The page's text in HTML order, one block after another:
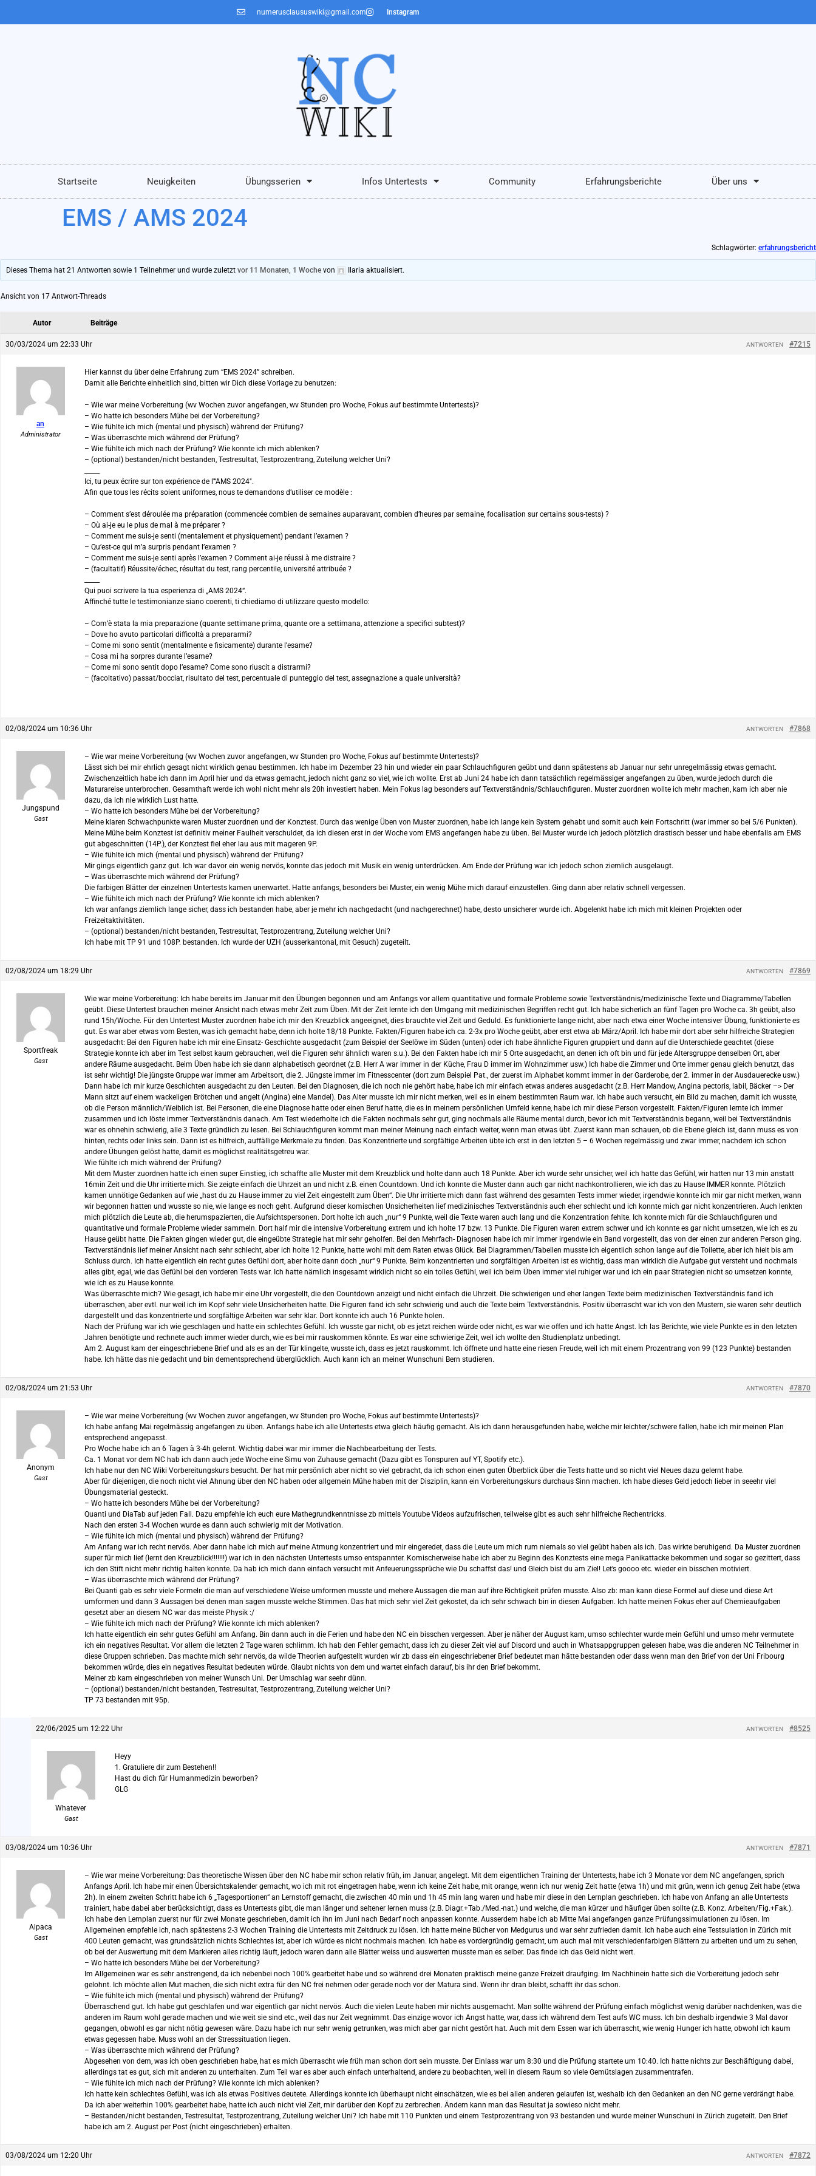
numerusclaususwiki@gmail.com Instagram
Startseite Neuigkeiten Übungsserien Infos Untertests Community Erfahrungsberichte Über uns
EMS / AMS 2024
Schlagwörter: erfahrungsbericht
Dieses Thema hat 21 Antworten sowie 1 Teilnehmer und wurde zuletztvor 11 Monaten, 1 Woche von Ilaria aktualisiert.
Ansicht von 17 Antwort-Threads
Autor Beiträge
30/03/2024 um 22:33 Uhr #7215
ANTWORTEN
an
Administrator
Hier kannst du über deine Erfahrung zum “EMS 2024” schreiben.
Damit alle Berichte einheitlich sind, bitten wir Dich diese Vorlage zu benutzen:
– Wie war meine Vorbereitung (wv Wochen zuvor angefangen, wv Stunden pro Woche, Fokus auf bestimmte Untertests)?
– Wo hatte ich besonders Mühe bei der Vorbereitung?
– Wie fühlte ich mich (mental und physisch) während der Prüfung?
– Was überraschte mich während der Prüfung?
– Wie fühlte ich mich nach der Prüfung? Wie konnte ich mich ablenken?
– (optional) bestanden/nicht bestanden, Testresultat, Testprozentrang, Zuteilung welcher Uni?
Ici, tu peux écrire sur ton expérience de l'“AMS 2024″.
Afin que tous les récits soient uniformes, nous te demandons d’utiliser ce modèle :
– Comment s’est déroulée ma préparation (commencée combien de semaines auparavant, combien d’heures par semaine, focalisation sur certains sous-tests) ?
– Où ai-je eu le plus de mal à me préparer ?
– Comment me suis-je senti (mentalement et physiquement) pendant l’examen ?
– Qu’est-ce qui m’a surpris pendant l’examen ?
– Comment me suis-je senti après l’examen ? Comment ai-je réussi à me distraire ?
– (facultatif) Réussite/échec, résultat du test, rang percentile, université attribuée ?
Qui puoi scrivere la tua esperienza di „AMS 2024“.
Affinché tutte le testimonianze siano coerenti, ti chiediamo di utilizzare questo modello:
– Com’è stata la mia preparazione (quante settimane prima, quante ore a settimana, attenzione a specifici subtest)?
– Dove ho avuto particolari difficoltà a prepararmi?
– Come mi sono sentit (mentalmente e fisicamente) durante l’esame?
– Cosa mi ha sorpres durante l’esame?
– Come mi sono sentit dopo l’esame? Come sono riuscit a distrarmi?
– (facoltativo) passat/bocciat, risultato del test, percentuale di punteggio del test, assegnazione a quale università?
02/08/2024 um 10:36 Uhr #7868
ANTWORTEN
Jungspund
Gast
– Wie war meine Vorbereitung (wv Wochen zuvor angefangen, wv Stunden pro Woche, Fokus auf bestimmte Untertests)?
Lässt sich bei mir ehrlich gesagt nicht wirklich genau bestimmen. Ich habe im Dezember 23 hin und wieder ein paar Schlauchfiguren geübt und dann spätestens ab Januar nur sehr unregelmässig etwas gemacht.
Zwischenzeitlich habe ich dann im April hier und da etwas gemacht, jedoch nicht ganz so viel, wie ich wollte. Erst ab Juni 24 habe ich dann tatsächlich regelmässiger angefangen zu üben, wurde jedoch durch die
Maturareise unterbrochen. Gesamthaft werde ich wohl nicht mehr als 20h investiert haben. Mein Fokus lag besonders auf Textverständnis/Schlauchfiguren. Muster zuordnen wollte ich mehr machen, kam ich aber nie
dazu, da ich nie wirklich Lust hatte.
– Wo hatte ich besonders Mühe bei der Vorbereitung?
Meine klaren Schwachpunkte waren Muster zuordnen und der Konztest. Durch das wenige Üben von Muster zuordnen, habe ich lange kein System gehabt und somit auch kein Fortschritt (war immer so bei 5/6 Punkten).
Meine Mühe beim Konztest ist definitiv meiner Faulheit verschuldet, da ich diesen erst in der Woche vom EMS angefangen habe zu üben. Bei Muster wurde ich jedoch plötzlich drastisch besser und habe ebenfalls am EMS
gut abgeschnitten (14P.), der Konztest fiel eher lau aus mit mageren 9P.
– Wie fühlte ich mich (mental und physisch) während der Prüfung?
Mir gings eigentlich ganz gut. Ich war davor ein wenig nervös, konnte das jedoch mit Musik ein wenig unterdrücken. Am Ende der Prüfung war ich jedoch schon ziemlich ausgelaugt.
– Was überraschte mich während der Prüfung?
Die farbigen Blätter der einzelnen Untertests kamen unerwartet. Hatte anfangs, besonders bei Muster, ein wenig Mühe mich darauf einzustellen. Ging dann aber relativ schnell vergessen.
– Wie fühlte ich mich nach der Prüfung? Wie konnte ich mich ablenken?
Ich war anfangs ziemlich lange sicher, dass ich bestanden habe, aber je mehr ich nachgedacht (und nachgerechnet) habe, desto unsicherer wurde ich. Abgelenkt habe ich mich mit kleinen Projekten oder
Freizeitaktivitäten.
– (optional) bestanden/nicht bestanden, Testresultat, Testprozentrang, Zuteilung welcher Uni?
Ich habe mit TP 91 und 108P. bestanden. Ich wurde der UZH (ausserkantonal, mit Gesuch) zugeteilt.
02/08/2024 um 18:29 Uhr #7869
ANTWORTEN
Sportfreak
Gast
Wie war meine Vorbereitung: Ich habe bereits im Januar mit den Übungen begonnen und am Anfangs vor allem quantitative und formale Probleme sowie Textverständnis/medizinische Texte und Diagramme/Tabellen
geübt. Diese Untertest brauchen meiner Ansicht nach etwas mehr Zeit zum Üben. Mit der Zeit lernte ich den Umgang mit medizinischen Begriffen recht gut. Ich habe sicherlich an fünf Tagen pro Woche ca. 3h geübt, also
rund 15h/Woche. Für den Untertest Muster zuordnen habe ich mir den Kreuzblick angeeignet, dies brauchte viel Zeit und Geduld. Es funktionierte lange nicht, aber nach etwa einer Woche intensiver Übung, funktionierte es
gut. Es war aber etwas vom Besten, was ich gemacht habe, denn ich holte 18/18 Punkte. Fakten/Figuren habe ich ca. 2-3x pro Woche geübt, aber erst etwa ab März/April. Ich habe mir dort aber sehr hilfreiche Strategien
ausgedacht: Bei den Figuren habe ich mir eine Einsatz- Geschichte ausgedacht (zum Beispiel der Seelöwe im Süden (unten) oder ich habe ähnliche Figuren gruppiert und dann auf die Unterschiede geachtet (diese
Strategie konnte ich aber im Test selbst kaum gebrauchen, weil die Figuren sehr ähnlich waren s.u.). Bei den Fakten habe ich mir 5 Orte ausgedacht, an denen ich oft bin und für jede Altersgruppe denselben Ort, aber
andere Räume ausgedacht. Beim Üben habe ich sie dann alphabetisch geordnet (z.B. Herr A war immer in der Küche, Frau D immer im Wohnzimmer usw.) Ich habe die Zimmer und Orte immer genau gleich benutzt, das
ist sehr wichtig! Die jüngste Gruppe war immer am Arbeitsort, die 2. Jüngste immer im Fitnesscenter (dort zum Beispiel Pat., der zuerst im Alphabet kommt immer in der Garderobe, der 2. immer in der Ausdauerecke usw.)
Dann habe ich mir kurze Geschichten ausgedacht zu den Leuten. Bei den Diagnosen, die ich noch nie gehört habe, habe ich mir einfach etwas anderes ausgedacht (z.B. Herr Mandow, Angina pectoris, labil, Bäcker –> Der
Mann sitzt auf einem wackeligen Brötchen und angelt (Angina) eine Mandel). Das Alter musste ich mir nicht merken, weil es in einem bestimmten Raum war. Ich habe auch versucht, ein Bild zu machen, damit ich wusste,
ob die Person männlich/Weiblich ist. Bei Personen, die eine Diagnose hatte oder einen Beruf hatte, die es in meinem persönlichen Umfeld kenne, habe ich mir diese Person vorgestellt. Fakten/Figuren lernte ich immer
zusammen und ich löste immer Textverständnis danach. Am Test wiederholte ich die Fakten nochmals sehr gut, ging nochmals alle Räume mental durch, bevor ich mit Textverständnis begann, weil bei Textverständnis
war es ohnehin schwierig, alle 3 Texte gründlich zu lesen. Bei Schlauchfiguren kommt man meiner Meinung nach einfach weiter, wenn man etwas übt. Zuerst kann man schauen, ob die Ebene gleich ist, dann muss es von
hinten, rechts oder links sein. Dann ist es hilfreich, auffällige Merkmale zu finden. Das Konzentrierte und sorgfältige Arbeiten übte ich erst in den letzten 5 – 6 Wochen regelmässig und zwar immer, nachdem ich schon
andere Übungen gelöst hatte, damit es möglichst realitätsgetreu war.
Wie fühlte ich mich während der Prüfung?
Mit dem Muster zuordnen hatte ich einen super Einstieg, ich schaffte alle Muster mit dem Kreuzblick und holte dann auch 18 Punkte. Aber ich wurde sehr unsicher, weil ich hatte das Gefühl, wir hatten nur 13 min anstatt
16min Zeit und die Uhr irritierte mich. Sie zeigte einfach die Uhrzeit an und nicht z.B. einen Countdown. Und ich konnte die Muster dann auch gar nicht nachkontrollieren, wie ich das zu Hause IMMER konnte. Plötzlich
kamen unnötige Gedanken auf wie „hast du zu Hause immer zu viel Zeit eingestellt zum Üben“. Die Uhr irritierte mich dann fast während des gesamten Tests immer wieder, irgendwie konnte ich mir gar nicht merken, wann
wir begonnen hatten und wusste so nie, wie lange es noch geht. Aufgrund dieser komischen Unsicherheiten lief medizinisches Textverständnis auch eher schlecht und ich konnte mich gar nicht konzentrieren. Auch lenkten
mich plötzlich die Leute ab, die herumspazierten, die Aufsichtspersonen. Dort holte ich auch „nur“ 9 Punkte, weil die Texte waren auch lang und die Konzentration fehlte. Ich konnte mich für die Schlauchfiguren und
quantitative und formale Probleme wieder sammeln. Dort half mir die intensive Vorbereitung extrem und ich holte 17 bzw. 13 Punkte. Die Figuren waren extrem schwer und ich konnte es gar nicht umsetzen, wie ich es zu
Hause geübt hatte. Die Fakten gingen wieder gut, die eingeübte Strategie hat mir sehr geholfen. Bei den Mehrfach- Diagnosen habe ich mir immer irgendwie ein Band vorgestellt, das von der einen zur anderen Person ging.
Textverständnis lief meiner Ansicht nach sehr schlecht, aber ich holte 12 Punkte, hatte wohl mit dem Raten etwas Glück. Bei Diagrammen/Tabellen musste ich eigentlich schon lange auf die Toilette, aber ich hielt bis am
Schluss durch. Ich hatte eigentlich ein recht gutes Gefühl dort, aber holte dann doch „nur“ 9 Punkte. Beim konzentrierten und sorgfältigen Arbeiten ist es wichtig, dass man wirklich die Aufgabe gut versteht und nochmals
alles gibt, egal, wie das Gefühl bei den vorderen Tests war. Ich hatte nämlich insgesamt wirklich nicht so ein tolles Gefühl, weil ich beim Üben immer viel ruhiger war und ich ein paar Strategien nicht so umsetzen konnte,
wie ich es zu Hause konnte.
Was überraschte mich? Wie gesagt, ich habe mir eine Uhr vorgestellt, die den Countdown anzeigt und nicht einfach die Uhrzeit. Die schwierigen und eher langen Texte beim medizinischen Textverständnis fand ich
überraschen, aber evtl. nur weil ich im Kopf sehr viele Unsicherheiten hatte. Die Figuren fand ich sehr schwierig und auch die Texte beim Textverständnis. Positiv überrascht war ich von den Mustern, sie waren sehr deutlich
dargestellt und das konzentrierte und sorgfältige Arbeiten war sehr klar. Dort konnte ich auch 16 Punkte holen.
Nach der Prüfung war ich wie geschlagen und hatte ein schlechtes Gefühl. Ich wusste gar nicht, ob es jetzt reichen würde oder nicht, es war wie offen und ich hatte Angst. Ich las Berichte, wie viele Punkte es in den letzten
Jahren benötigte und rechnete auch immer wieder durch, wie es bei mir rauskommen könnte. Es war eine schwierige Zeit, weil ich wollte den Studienplatz unbedingt.
Am 2. August kam der eingeschriebene Brief und als es an der Tür klingelte, wusste ich, dass es jetzt rauskommt. Ich öffnete und hatte eine riesen Freude, weil ich mit einem Prozentrang von 99 (123 Punkte) bestanden
habe. Ich hätte das nie gedacht und bin dementsprechend überglücklich. Auch kann ich an meiner Wunschuni Bern studieren.
02/08/2024 um 21:53 Uhr #7870
ANTWORTEN
Anonym
Gast
– Wie war meine Vorbereitung (wv Wochen zuvor angefangen, wv Stunden pro Woche, Fokus auf bestimmte Untertests)?
Ich habe anfang Mai regelmässig angefangen zu üben. Anfangs habe ich alle Untertests etwa gleich häufig gemacht. Als ich dann herausgefunden habe, welche mir leichter/schwere fallen, habe ich mir meinen Plan
entsprechend angepasst.
Pro Woche habe ich an 6 Tagen à 3-4h gelernt. Wichtig dabei war mir immer die Nachbearbeitung der Tests.
Ca. 1 Monat vor dem NC hab ich dann auch jede Woche eine Simu von Zuhause gemacht (Dazu gibt es Tonspuren auf YT, Spotify etc.).
Ich habe nur den NC Wiki Vorbereitungskurs besucht. Der hat mir persönlich aber nicht so viel gebracht, da ich schon einen guten Überblick über die Tests hatte und so nicht viel Neues dazu gelernt habe.
Aber für diejenigen, die noch nicht viel Ahnung über den NC haben oder allgemein Mühe haben mit der Disziplin, kann ein Vorbereitungskurs durchaus Sinn machen. Ich habe dieses Geld jedoch lieber in seeehr viel
Übungsmaterial gesteckt.
– Wo hatte ich besonders Mühe bei der Vorbereitung?
Quanti und DiaTab auf jeden Fall. Dazu empfehle ich euch eure Mathegrundkenntnisse zb mittels Youtube Videos aufzufrischen, teilweise gibt es auch sehr hilfreiche Rechentricks.
Nach den ersten 3-4 Wochen wurde es dann auch schwierig mit der Motivation.
– Wie fühlte ich mich (mental und physisch) während der Prüfung?
Am Anfang war ich recht nervös. Aber dann habe ich mich auf meine Atmung konzentriert und mir eingeredet, dass die Leute um mich rum niemals so viel geübt haben als ich. Das wirkte beruhigend. Da Muster zuordnen
super für mich lief (lernt den Kreuzblick!!!!!!!) war ich in den nächsten Untertests umso entspannter. Komischerweise habe ich aber zu Beginn des Konztests eine mega Panikattacke bekommen und sogar so gezittert, dass
ich den Stift nicht mehr richtig halten konnte. Da hab ich mich dann einfach versucht mit Anfeuerungssprüche wie Du schaffst das! und Gleich bist du am Ziel! Let’s goooo etc. wieder ein bisschen motiviert.
– Was überraschte mich während der Prüfung?
Bei Quanti gab es sehr viele Formeln die man auf verschiedene Weise umformen musste und mehere Aussagen die man auf ihre Richtigkeit prüfen musste. Also zb: man kann diese Formel auf diese und diese Art
umformen und dann 3 Aussagen bei denen man sagen musste welche Stimmen. Das hat mich sehr viel Zeit gekostet, da ich sehr schwach bin in diesen Aufgaben. Ich hatte meinen Fokus eher auf Chemieaufgaben
gesetzt aber an diesem NC war das meiste Physik :/
– Wie fühlte ich mich nach der Prüfung? Wie konnte ich mich ablenken?
Ich hatte eigentlich ein sehr gutes Gefühl am Anfang. Bin dann auch in die Ferien und habe den NC ein bisschen vergessen. Aber je näher der August kam, umso schlechter wurde mein Gefühl und umso mehr vermutete
ich ein negatives Resultat. Vor allem die letzten 2 Tage waren schlimm. Ich hab den Fehler gemacht, dass ich zu dieser Zeit viel auf Discord und auch in Whatsappgruppen gelesen habe, was die anderen NC Teilnehmer in
diese Gruppen schrieben. Das machte mich sehr nervös, da wilde Theorien aufgestellt wurden wir zb dass ein eingeschriebener Brief bedeutet man hätte bestanden oder dass wenn man den Brief von der Uni Fribourg
bekommen würde, dies ein negatives Resultat bedeuten würde. Glaubt nichts von dem und wartet einfach darauf, bis ihr den Brief bekommt.
Meiner zb kam eingeschrieben von meiner Wunsch Uni. Der Umschlag war seehr dünn.
– (optional) bestanden/nicht bestanden, Testresultat, Testprozentrang, Zuteilung welcher Uni?
TP 73 bestanden mit 95p.
22/06/2025 um 12:22 Uhr #8525
ANTWORTEN
Whatever
Gast
Heyy
1. Gratuliere dir zum Bestehen!!
Hast du dich für Humanmedizin beworben?
GLG
03/08/2024 um 10:36 Uhr #7871
ANTWORTEN
Alpaca
Gast
– Wie war meine Vorbereitung: Das theoretische Wissen über den NC habe mir schon relativ früh, im Januar, angelegt. Mit dem eigentlichen Training der Untertests, habe ich 3 Monate vor dem NC angefangen, sprich
Anfangs April. Ich habe mir einen Übersichtskalender gemacht, wo ich mit rot eingetragen habe, wenn ich keine Zeit habe, mit orange, wenn ich nur wenig Zeit hatte (etwa 1h) und mit grün, wenn ich genug Zeit habe (etwa
2h). In einem zweiten Schritt habe ich 6 „Tagesportionen“ an Lernstoff gemacht, die zwischen 40 min und 1h 45 min lang waren und habe mir diese in den Lernplan geschrieben. Ich habe von Anfang an alle Untertests
trainiert, habe dabei aber berücksichtigt, dass es Untertests gibt, die man länger und seltener lernen muss (z.B. Diagr.+Tab./Med.-nat.) und welche, die man kürzer und häufiger üben sollte (z.B. Konz. Arbeiten/Fig.+Fak.).
Ich habe den Lernplan zuerst nur für zwei Monate geschrieben, damit ich ihn im Juni nach Bedarf noch anpassen konnte. Ausserdem habe ich ab Mitte Mai angefangen ganze Prüfungssimulationen zu lösen. Im
Allgemeinen empfehle ich, nach spätestens 2-3 Wochen Training die Untertests mit Zeitdruck zu lösen. Ich hatte meine Bücher von Medgurus und war sehr zufrieden damit. Ich habe auch eine Testsulation in Zürich mit
400 Leuten gemacht, was grundsätzlich nichts Schlechtes ist, aber ich würde es nicht nochmals machen. Ich habe es vordergründig gemacht, um auch mal mit verschiedenfarbigen Blättern zu arbeiten und um zu sehen,
ob bei der Auswertung mit dem Markieren alles richtig läuft, jedoch waren dann alle Blätter weiss und auswerten musste man es selber. Das finde ich das Geld nicht wert.
– Wo hatte ich besonders Mühe bei der Vorbereitung?
Im Allgemeinen war es sehr anstrengend, da ich nebenbei noch 100% gearbeitet habe und so während drei Monaten praktisch meine ganze Freizeit draufging. Im Nachhinein hatte sich die Vorbereitung jedoch sehr
gelohnt. Ich möchte allen Mut machen, die sich nicht extra für den NC frei nehmen oder gerade noch vor der Matura sind. Wenn ihr dran bleibt, schafft ihr das schon.
– Wie fühlte ich mich (mental und physisch) während der Prüfung?
Überraschend gut. Ich habe gut geschlafen und war eigentlich gar nicht nervös. Auch die vielen Leute haben mir nichts ausgemacht. Man sollte während der Prüfung einfach möglichst wenig darüber nachdenken, was die
anderen im Raum wohl gerade machen und wie weit sie sind etc., weil das nur Zeit wegnimmt. Das einzige wovor ich Angst hatte, war, dass ich während dem Test aufs WC muss. Ich bin deshalb irgendwie 3 Mal davor
gegangen, obwohl es gar nicht nötig gewesen wäre. Dazu habe ich nur sehr wenig getrunken, was mich aber gar nicht gestört hat. Auch mit dem Essen war ich überrascht, wie wenig Hunger ich hatte, obwohl ich kaum
etwas gegessen habe. Muss wohl an der Stresssituation liegen.
– Was überraschte mich während der Prüfung?
Abgesehen von dem, was ich oben geschrieben habe, hat es mich überrascht wie früh man schon dort sein musste. Der Einlass war um 8:30 und die Prüfung startete um 10:40. Ich hatte nichts zur Beschäftigung dabei,
allerdings tat es gut, sich mit anderen zu unterhalten. Zum Teil war es aber auch einfach unterhaltend, andere zu beobachten, weil in diesem Raum so viele Gemütslagen zusammentrafen.
– Wie fühlte ich mich nach der Prüfung? Wie konnte ich mich ablenken?
Ich hatte kein schlechtes Gefühl, was ich als etwas Positives deutete. Allerdings konnte ich überhaupt nicht einschätzen, wie es bei allen anderen gelaufen ist, weshalb ich den Gedanken an den NC gerne verdrängt habe.
Da ich aber weiterhin 100% gearbeitet habe, hatte ich auch nicht viel Zeit, mir darüber den Kopf zu zerbrechen. Ändern kann man das Resultat ja sowieso nicht mehr.
– Bestanden/nicht bestanden, Testresultat, Testprozentrang, Zuteilung welcher Uni? Ich habe mit 110 Punkten und einem Testprozentrang von 93 bestanden und wurde meiner Wunschuni in Zürich zugeteilt. Den Brief
habe ich am 2. August per Post (nicht eingeschrieben) erhalten.
03/08/2024 um 12:20 Uhr #7872
ANTWORTEN